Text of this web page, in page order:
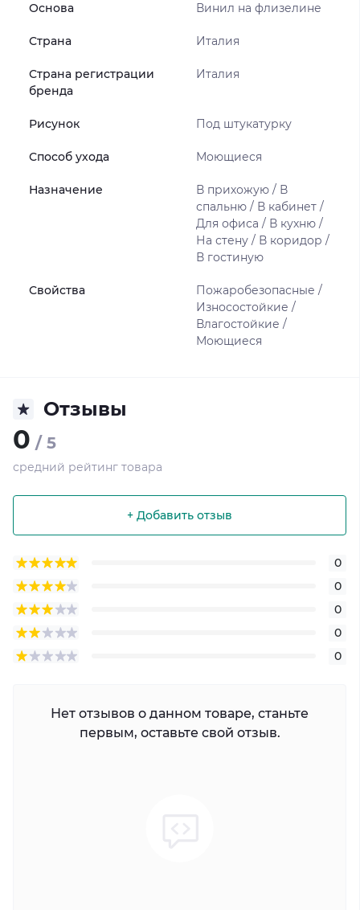
Основа Винил на флизелине
Страна Италия
Страна регистрации
бренда
Италия
Рисунок Под штукатурку
Способ ухода Моющиеся
Назначение
В прихожую / В
спальню / В кабинет /
Для офиса / В кухню /
На стену / В коридор /
В гостиную
Свойства
Пожаробезопасные /
Износостойкие /
Влагостойкие /
Моющиеся
Отзывы
0 / 5
средний рейтинг товара
+ Добавить отзыв
0
0
0
0
0
Нет отзывов о данном товаре, станьте
первым, оставьте свой отзыв.